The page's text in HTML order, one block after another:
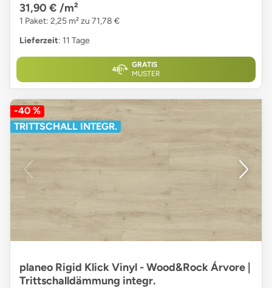
31,90 € /m²
1 Paket: 2,25 m² zu 71,78 €
Lieferzeit: 11 Tage
GRATIS
MUSTER
-40 %
TRITTSCHALL INTEGR.
planeo Rigid Klick Vinyl - Wood&Rock Árvore |
Trittschalldämmung integr.